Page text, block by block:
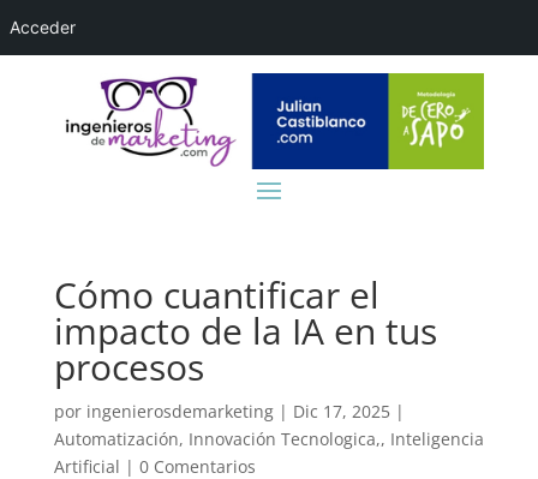
Cómo cuantificar el
impacto de la IA en tus
procesos
por ingenierosdemarketing| Dic 17, 2025|
Automatización, Innovación Tecnologica,, Inteligencia
Artificial | 0 Comentarios
Acceder